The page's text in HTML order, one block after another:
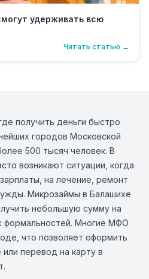
удерживать всю
Читать статью →
получить деньги быстро
городов Московской
500 тысяч человек. В
возникают ситуации, когда
на лечение, ремонт
Микрозаймы в Балашихе
небольшую сумму на
формальностей. Многие МФО
что позволяет оформить
перевод на карту в